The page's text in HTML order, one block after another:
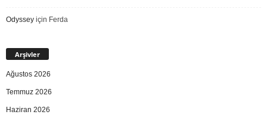
Odyssey için Ferda
Arşivler
Ağustos 2026
Temmuz 2026
Haziran 2026